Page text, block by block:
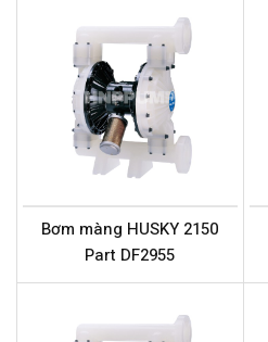
Bơm màng HUSKY 2150
Part DF2955